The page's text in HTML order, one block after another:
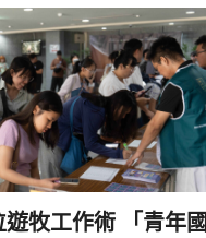
牧工作術 「青年國